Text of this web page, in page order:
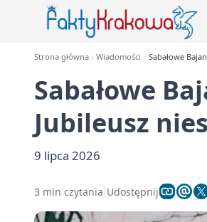
Strona główna Wiadomości Sabałowe
Sabałowe
Jubileusz
9 lipca 2026
3 min czytania Udostępnij